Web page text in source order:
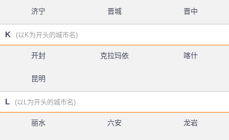
济宁 晋城 晋中
K (以K为开头的城市名)
开封 克拉玛依 喀什
昆明
L (以L为开头的城市名)
丽水 六安 龙岩